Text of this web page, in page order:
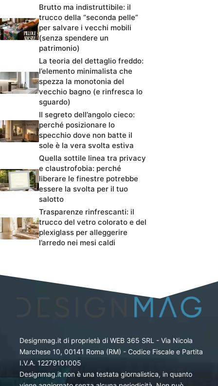
Brutto ma indistruttibile: il
trucco della “seconda pelle”
per salvare i vecchi mobili
(senza spendere un
patrimonio)
La teoria del dettaglio freddo:
l’elemento minimalista che
spezza la monotonia del
vecchio bagno (e rinfresca lo
sguardo)
Il segreto dell’angolo cieco:
perché posizionare lo
specchio dove non batte il
sole è la vera svolta estiva
Quella sottile linea tra privacy
e claustrofobia: perché
liberare le finestre potrebbe
essere la svolta per il tuo
salotto
Trasparenze rinfrescanti: il
trucco del vetro colorato e del
plexiglass per alleggerire
l’arredo nei mesi caldi
Designmag.it di proprietà di WEB 365 SRL - Via Nicola
Marchese 10, 00141 Roma (RM) - Codice Fiscale e Partita
I.V.A. 12279101005
Designmag.it non è una testata giornalistica, in quanto